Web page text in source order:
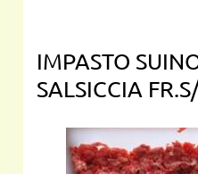
IMPASTO
SALSICCIA